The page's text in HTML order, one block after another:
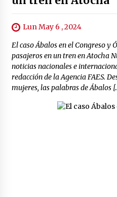
Lun May 6 , 2024
El caso Ábalos en el Congreso y
pasajeros en un tren en Atocha
noticias nacionales e
redacción de la Agencia FAES.
mujeres, las palabras de Ábalos